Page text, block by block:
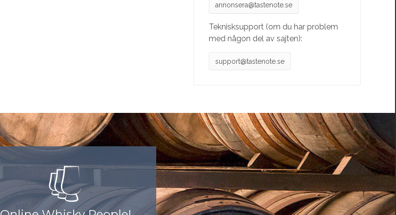
annonsera@tastenote.se
Teknisksupport (om du har problem
med någon del av sajten):
support@tastenote.se